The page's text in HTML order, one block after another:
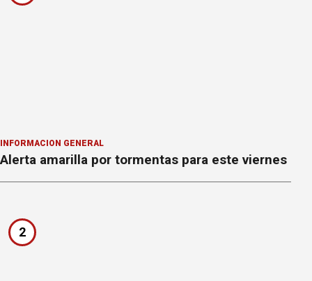
INFORMACION GENERAL
Alerta amarilla por tormentas para este viernes
2